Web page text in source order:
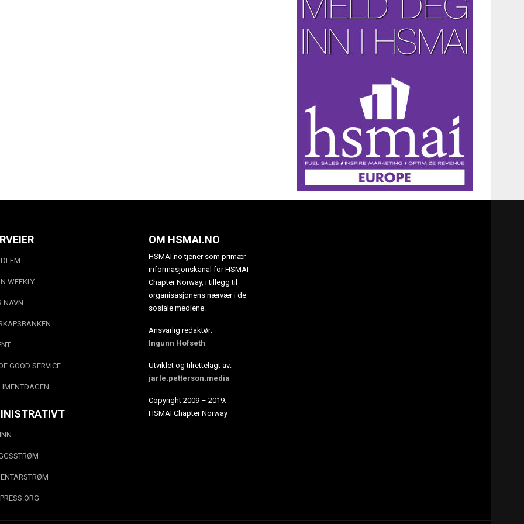
WEEKLY
NAVN
GOOD SERVICE
OM HSMAI.NO
HSMAI.no tjener som primær
informasjonskanal for HSMAI
Chapter Norway, i tillegg til
organisasjonens nærvær i de
sosiale mediene.
Ansvarlig redaktør:
Ingunn Hofseth
Utviklet og tilrettelagt av:
jarle.petterson.media
Copyright 2009 – 2019:
HSMAI Chapter Norway